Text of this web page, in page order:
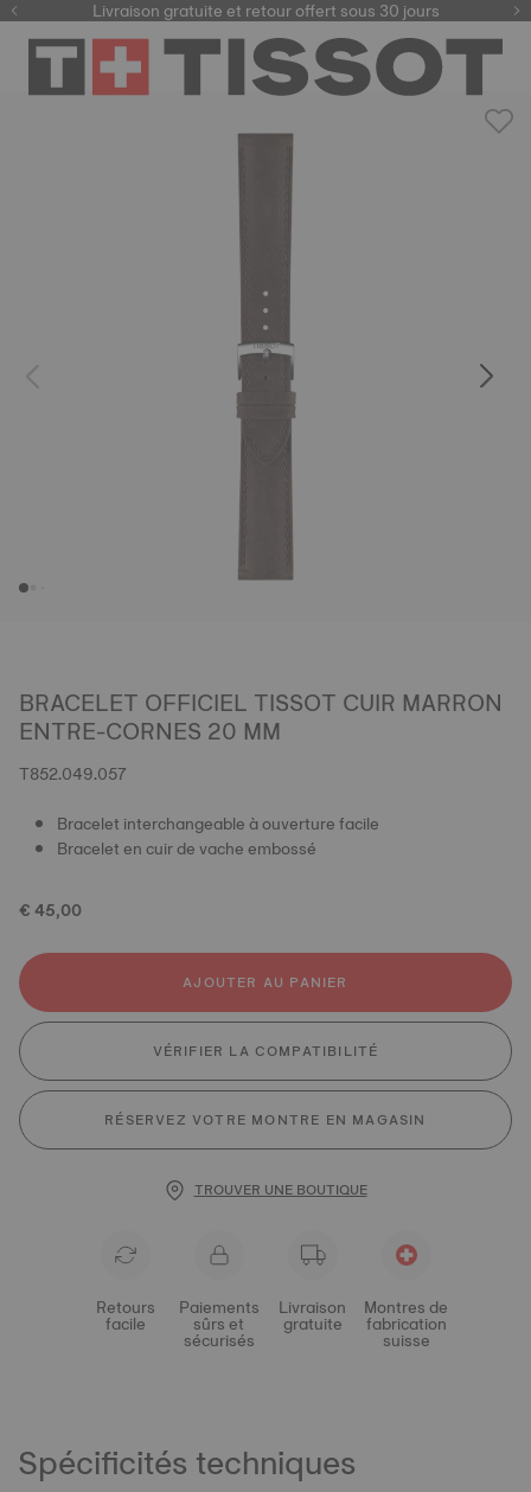
Livraison gratuite et retour offert sous 30 jours
BRACELET OFFICIEL TISSOT CUIR MARRON
ENTRE-CORNES 20 MM
T852.049.057
Bracelet interchangeable à ouverture facile
Bracelet en cuir de vache embossé
€ 45,00
AJOUTER AU PANIER
VÉRIFIER LA COMPATIBILITÉ
RÉSERVEZ VOTRE MONTRE EN MAGASIN
TROUVER UNE BOUTIQUE
Retours
facile
Paiements
sûrs et
sécurisés
Livraison
gratuite
Montres de
fabrication
suisse
Spécificités techniques